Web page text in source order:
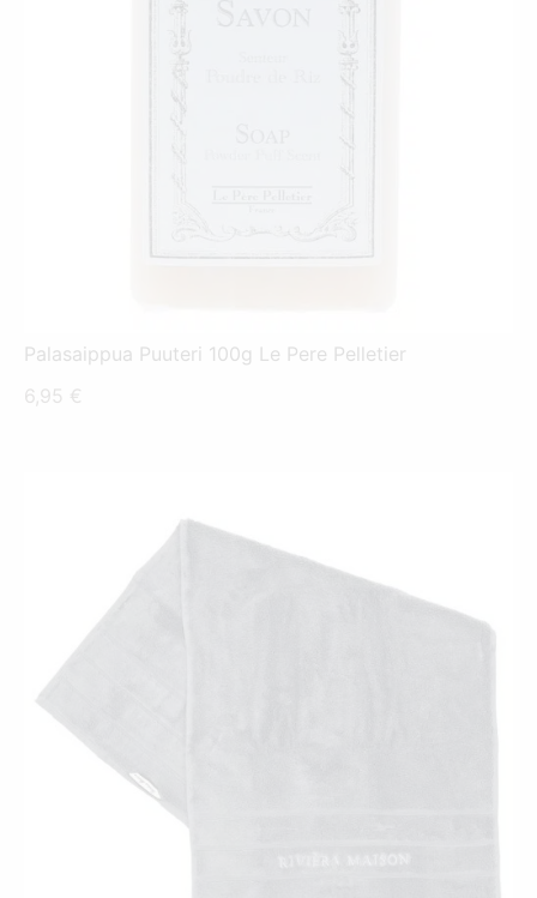
Palasaippua Puuteri 100g Le Pere Pelletier
6,95 €